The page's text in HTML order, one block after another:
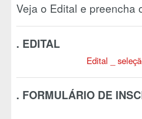
Veja o Edital e preencha
. EDITAL
Edital _
. FORMULÁRIO DE